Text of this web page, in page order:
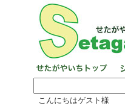
こんにちはゲスト様